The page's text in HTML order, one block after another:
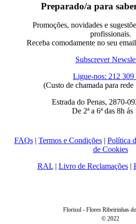
Preparado/a para
Promoções, novidades e
profissionais.
Receba comodamente no seu
Subscrever
Ligue-nos: 212 309
(Custo de chamada para
Estrada do Penas, 2870-
De 2ª a 6ª das 8h ás
FAQs| Termos e Condições| Política
de Cookies
RAL| Livro de Reclamações|
Florisul - Flores Ribeirinhas
© 2022